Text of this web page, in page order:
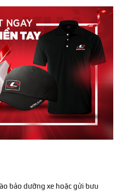
bảo dưỡng xe hoặc gửi bưu